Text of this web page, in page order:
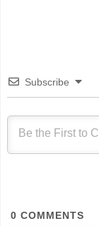
Subscribe
0 COMMENTS